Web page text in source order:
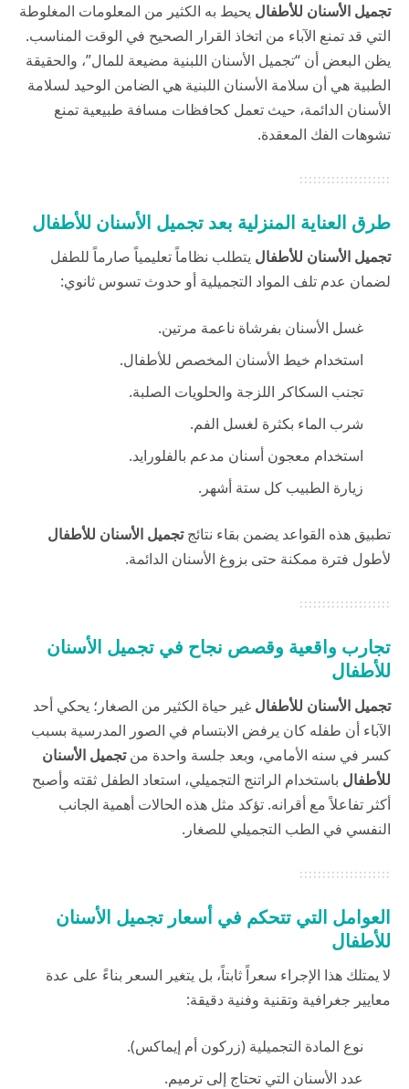
تجميل الأسنان للأطفال يحيط به الكثير من المعلومات المغلوطة
التي قد تمنع الآباء من اتخاذ القرار الصحيح في الوقت المناسب.
يظن البعض أن “تجميل الأسنان اللبنية مضيعة للمال”، والحقيقة
الطبية هي أن سلامة الأسنان اللبنية هي الضامن الوحيد لسلامة
الأسنان الدائمة، حيث تعمل كحافظات مسافة طبيعية تمنع
تشوهات الفك المعقدة.
طرق العناية المنزلية بعد تجميل الأسنان للأطفال
تجميل الأسنان للأطفال يتطلب نظاماً تعليمياً صارماً للطفل
لضمان عدم تلف المواد التجميلية أو حدوث تسوس ثانوي:
غسل الأسنان بفرشاة ناعمة مرتين.
استخدام خيط الأسنان المخصص للأطفال.
تجنب السكاكر اللزجة والحلويات الصلبة.
شرب الماء بكثرة لغسل الفم.
استخدام معجون أسنان مدعم بالفلورايد.
زيارة الطبيب كل ستة أشهر.
تطبيق هذه القواعد يضمن بقاء نتائجتجميل الأسنان للأطفال
لأطول فترة ممكنة حتى بزوغ الأسنان الدائمة.
تجارب واقعية وقصص نجاح في تجميل الأسنان
للأطفال
تجميل الأسنان للأطفال غير حياة الكثير من الصغار؛ يحكي أحد
الآباء أن طفله كان يرفض الابتسام في الصور المدرسية بسبب
كسر في سنه الأمامي، وبعد جلسة واحدة منتجميل الأسنان
للأطفال باستخدام الراتنج التجميلي، استعاد الطفل ثقته وأصبح
أكثر تفاعلاً مع أقرانه. تؤكد مثل هذه الحالات أهمية الجانب
النفسي في الطب التجميلي للصغار.
العوامل التي تتحكم في أسعار تجميل الأسنان
للأطفال
لا يمتلك هذا الإجراء سعراً ثابتاً، بل يتغير السعر بناءً على عدة
معايير جغرافية وتقنية وفنية دقيقة:
نوع المادة التجميلية (زركون أم إيماكس).
عدد الأسنان التي تحتاج إلى ترميم.